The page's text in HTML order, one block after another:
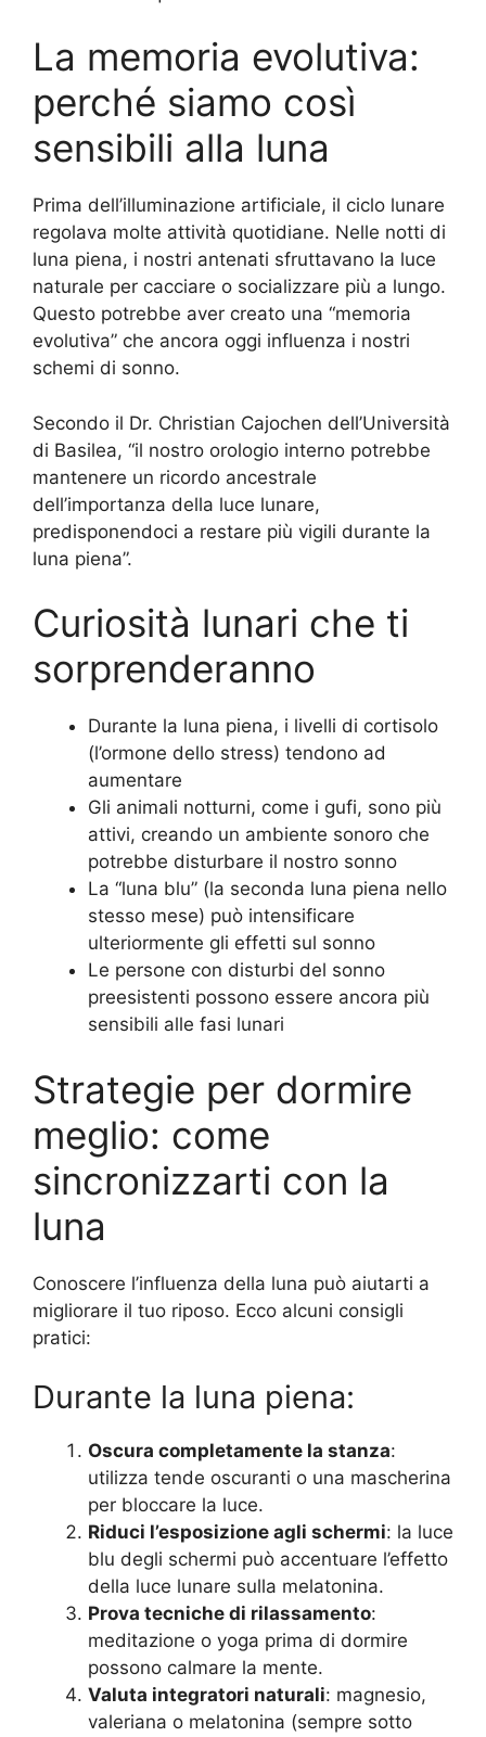
La memoria evolutiva:
perché siamo così
sensibili alla luna
Prima dell’illuminazione artificiale, il ciclo lunare
regolava molte attività quotidiane. Nelle notti di
luna piena, i nostri antenati sfruttavano la luce
naturale per cacciare o socializzare più a lungo.
Questo potrebbe aver creato una “memoria
evolutiva” che ancora oggi influenza i nostri
schemi di sonno.
Secondo il Dr. Christian Cajochen dell’Università
di Basilea, “il nostro orologio interno potrebbe
mantenere un ricordo ancestrale
dell’importanza della luce lunare,
predisponendoci a restare più vigili durante la
luna piena”.
Curiosità lunari che ti
sorprenderanno
Durante la luna piena, i livelli di cortisolo
(l’ormone dello stress) tendono ad
aumentare
Gli animali notturni, come i gufi, sono più
attivi, creando un ambiente sonoro che
potrebbe disturbare il nostro sonno
La “luna blu” (la seconda luna piena nello
stesso mese) può intensificare
ulteriormente gli effetti sul sonno
Le persone con disturbi del sonno
preesistenti possono essere ancora più
sensibili alle fasi lunari
Strategie per dormire
meglio: come
sincronizzarti con la
luna
Conoscere l’influenza della luna può aiutarti a
migliorare il tuo riposo. Ecco alcuni consigli
pratici:
Durante la luna piena:
Oscura completamente la stanza:
utilizza tende oscuranti o una mascherina
per bloccare la luce.
Riduci l’esposizione agli schermi: la luce
blu degli schermi può accentuare l’effetto
della luce lunare sulla melatonina.
Prova tecniche di rilassamento:
meditazione o yoga prima di dormire
possono calmare la mente.
Valuta integratori naturali: magnesio,
valeriana o melatonina (sempre sotto